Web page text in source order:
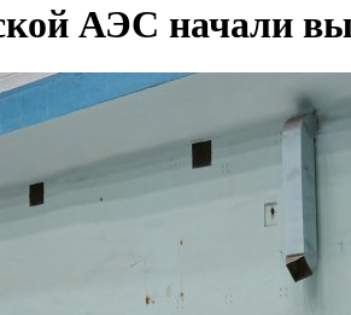
АЭС начали